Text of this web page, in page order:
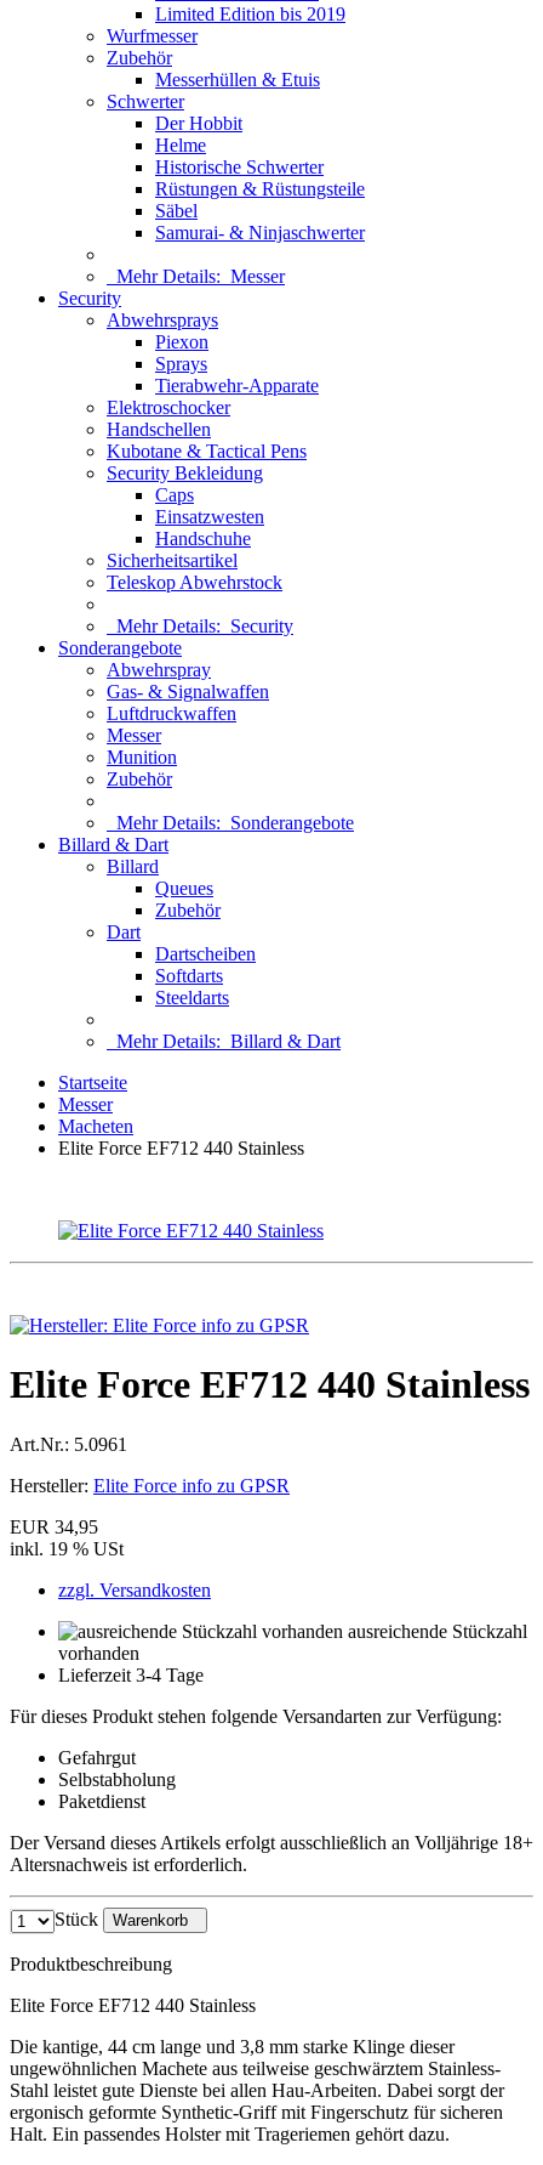
Limited Edition bis 2019
Wurfmesser
Zubehör
Messerhüllen & Etuis
Schwerter
Der Hobbit
Helme
Historische Schwerter
Rüstungen & Rüstungsteile
Säbel
Samurai- & Ninjaschwerter
Mehr Details: Messer
Security
Abwehrsprays
Piexon
Sprays
Tierabwehr-Apparate
Elektroschocker
Handschellen
Kubotane & Tactical Pens
Security Bekleidung
Caps
Einsatzwesten
Handschuhe
Sicherheitsartikel
Teleskop Abwehrstock
Mehr Details: Security
Sonderangebote
Abwehrspray
Gas- & Signalwaffen
Luftdruckwaffen
Messer
Munition
Zubehör
Mehr Details: Sonderangebote
Billard & Dart
Billard
Queues
Zubehör
Dart
Dartscheiben
Softdarts
Steeldarts
Mehr Details: Billard & Dart
Startseite
Messer
Macheten
Elite Force EF712 440 Stainless
Elite Force EF712 440 Stainless
Art.Nr.: 5.0961
Hersteller: Elite Force info zu GPSR
EUR 34,95
inkl. 19 % USt
zzgl. Versandkosten
ausreichende Stückzahl
vorhanden
Lieferzeit 3-4 Tage
Für dieses Produkt stehen folgende Versandarten zur Verfügung:
Gefahrgut
Selbstabholung
Paketdienst
Der Versand dieses Artikels erfolgt ausschließlich an Volljährige 18+
Altersnachweis ist erforderlich.
Stück Warenkorb
Produktbeschreibung
Elite Force EF712 440 Stainless
Die kantige, 44 cm lange und 3,8 mm starke Klinge dieser
ungewöhnlichen Machete aus teilweise geschwärztem Stainless-
Stahl leistet gute Dienste bei allen Hau-Arbeiten. Dabei sorgt der
ergonisch geformte Synthetic-Griff mit Fingerschutz für sicheren
Halt. Ein passendes Holster mit Trageriemen gehört dazu.